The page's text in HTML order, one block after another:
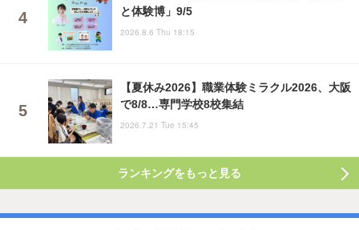
と体験博」9/5
2026.8.6 Thu 18:15
【夏休み2026】職業体験ミラクル2026、大阪
で8/8…専門学校8校集結
2026.7.21 Tue 15:45
ランキングをもっと見る